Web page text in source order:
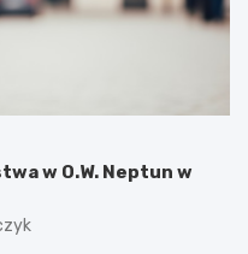
w O.W. Neptun w